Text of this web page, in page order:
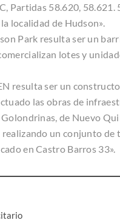
Partidas 58.620, 58.621.
localidad de Hudson».
Park resulta ser un
lotes y
resulta ser un
las obras de
de Nuevo
un conjunto de
en Castro Barros 33».